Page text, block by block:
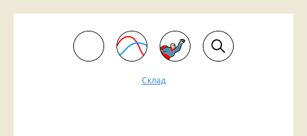
Склад